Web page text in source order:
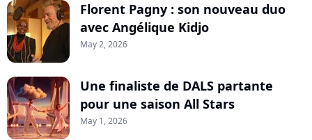
Florent Pagny : son nouveau duo
avec Angélique Kidjo
May 2, 2026
Une finaliste de DALS partante
pour une saison All Stars
May 1, 2026